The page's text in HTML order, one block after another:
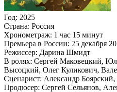
Год: 2025
Страна: Россия
Хронометраж: 1 час 15 минут
Премьера в России: 25 декабря
Режиссер: Дарина Шмидт
В ролях: Сергей Маковецкий,
Высоцкий, Олег Куликович,
Сценарист: Александр
Продюсер: Сергей Сельянов,